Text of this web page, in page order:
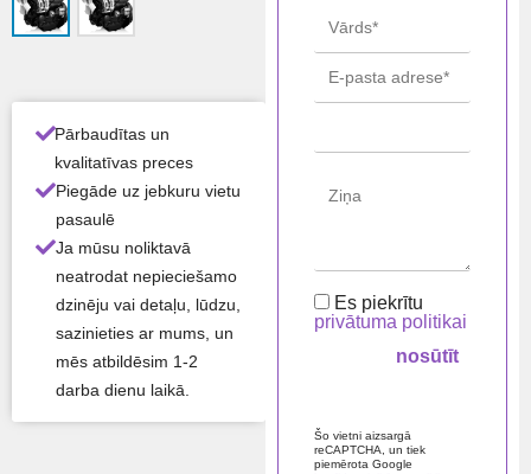
Pārbaudītas un
kvalitatīvas preces
Piegāde uz jebkuru vietu
pasaulē
Ja mūsu noliktavā
neatrodat nepieciešamo
dzinēju vai detaļu, lūdzu,
sazinieties ar mums, un
mēs atbildēsim 1-2
darba dienu laikā.
lauksaimniecības tehnikai.
ZS, atkarībā no
tājs
SL123
Visas produkta īpašības ›
Es piekrītu
privātuma politikai
Šo vietni aizsargā
reCAPTCHA, un tiek
piemērota Google